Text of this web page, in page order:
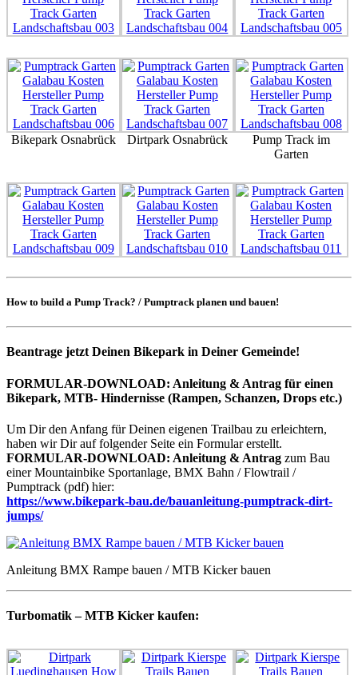
Bikepark Osnabrück Dirtpark Osnabrück
Pump Track im
Garten
How to build a Pump Track? / Pumptrack planen und bauen!
Beantrage jetzt Deinen Bikepark in Deiner Gemeinde!
FORMULAR-DOWNLOAD: Anleitung & Antrag für einen
Bikepark, MTB- Hindernisse (Rampen, Schanzen, Drops etc.)
Um Dir den Anfang für Deinen eigenen Trailbau zu erleichtern,
haben wir Dir auf folgender Seite ein Formular erstellt.
FORMULAR-DOWNLOAD: Anleitung & Antrag zum Bau
einer Mountainbike Sportanlage, BMX Bahn / Flowtrail /
Pumptrack (pdf) hier:
https://www.bikepark-bau.de/bauanleitung-pumptrack-dirt-
jumps/
Anleitung BMX Rampe bauen / MTB Kicker bauen
Turbomatik – MTB Kicker kaufen: